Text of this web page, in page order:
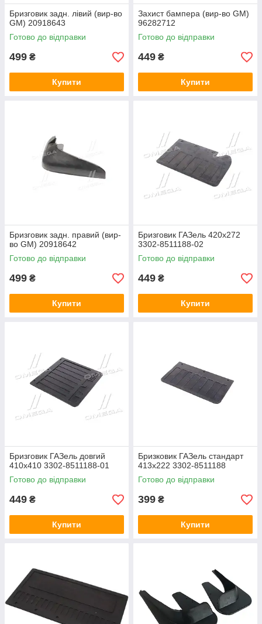
Бризговик задн. лівий (вир-во
GM) 20918643
Готово до відправки
499 ₴
Купити
Захист бампера (вир-во GM)
96282712
Готово до відправки
449 ₴
Купити
Бризговик задн. правий (вир-
во GM) 20918642
Готово до відправки
499 ₴
Купити
Бризговик ГАЗель 420х272
3302-8511188-02
Готово до відправки
449 ₴
Купити
Бризговик ГАЗель довгий
410х410 3302-8511188-01
Готово до відправки
449 ₴
Купити
Бризковик ГАЗель стандарт
413х222 3302-8511188
Готово до відправки
399 ₴
Купити